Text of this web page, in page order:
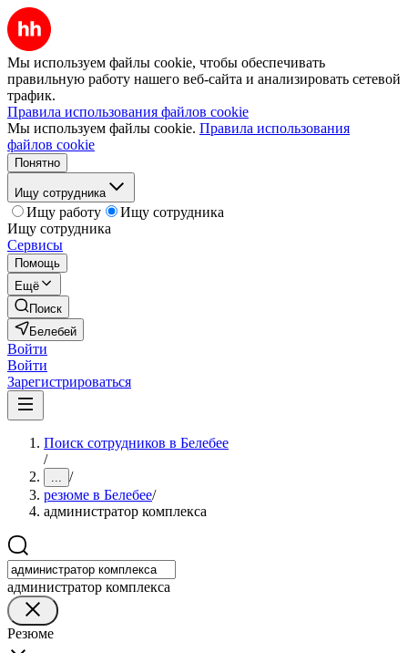
Мы используем файлы cookie, чтобы обеспечивать
правильную работу нашего веб-сайта и анализировать сетевой
трафик.
Правила использования файлов cookie
Мы используем файлы cookie. Правила использования
файлов cookie
Понятно
Ищу сотрудника
Ищу работу
Ищу сотрудника
Ищу сотрудника
Сервисы
Помощь
Ещё
Поиск
Белебей
Войти
Войти
Зарегистрироваться
Поиск сотрудников в Белебее
/
... /
резюме в Белебее/
администратор комплекса
администратор комплекса
Резюме